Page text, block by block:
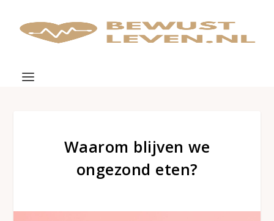
Waarom blijven we
ongezond eten?